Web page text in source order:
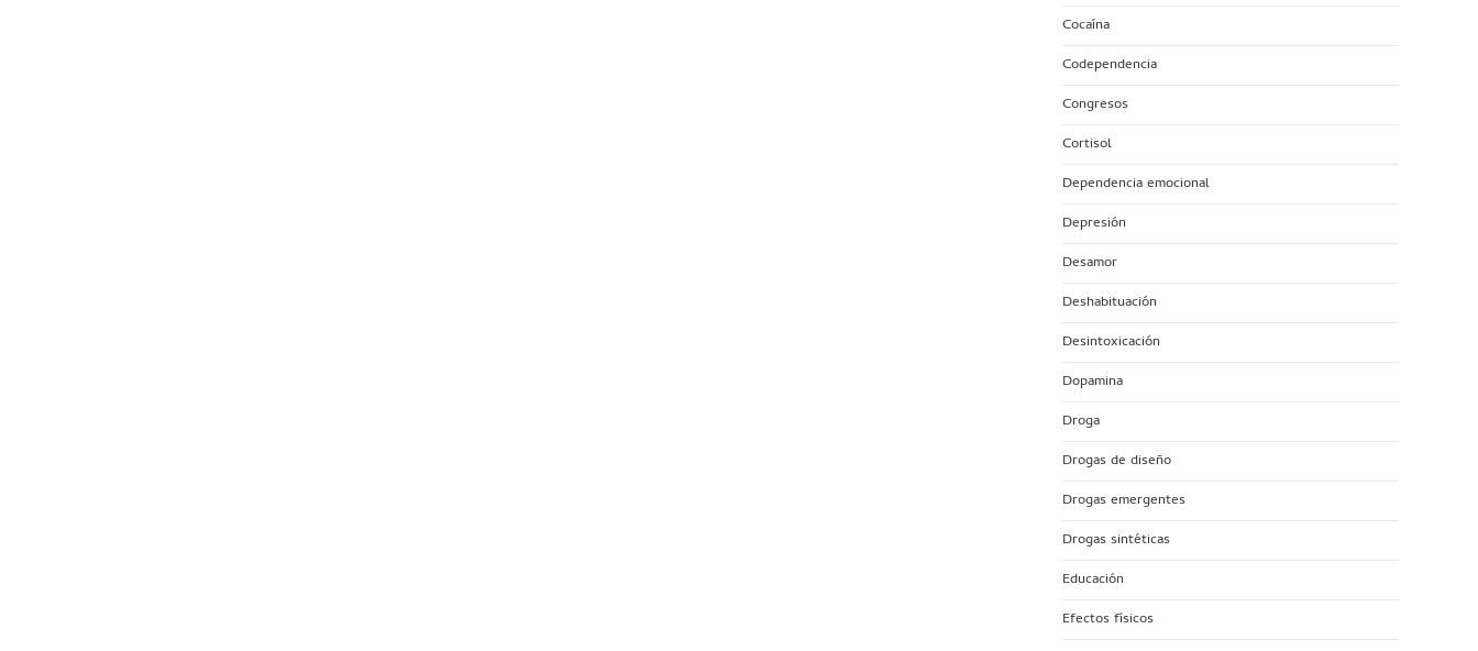
Cocaína
Codependencia
Congresos
Cortisol
Dependencia emocional
Depresión
Desamor
Deshabituación
Desintoxicación
Dopamina
Droga
Drogas de diseño
Drogas emergentes
Drogas sintéticas
Educación
Efectos físicos